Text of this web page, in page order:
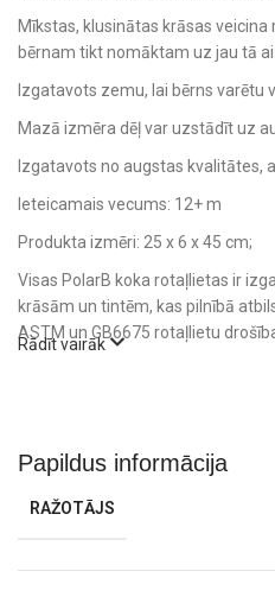
Mīkstas, klusinātas krāsas
bērnam tikt nomāktam uz jau tā
Izgatavots zemu, lai bērns varētu
Mazā izmēra dēļ var uzstādīt uz
Izgatavots no augstas kvalitātes,
Ieteicamais vecums: 12+ m
Produkta izmēri‎: 25 x 6 x 45 cm;
Visas PolarB koka rotaļlietas ir
krāsām un tintēm, kas pilnībā
ASTM un GB6675 rotaļlietu
Rādīt vairāk
Papildus informācija
RAŽOTĀJS